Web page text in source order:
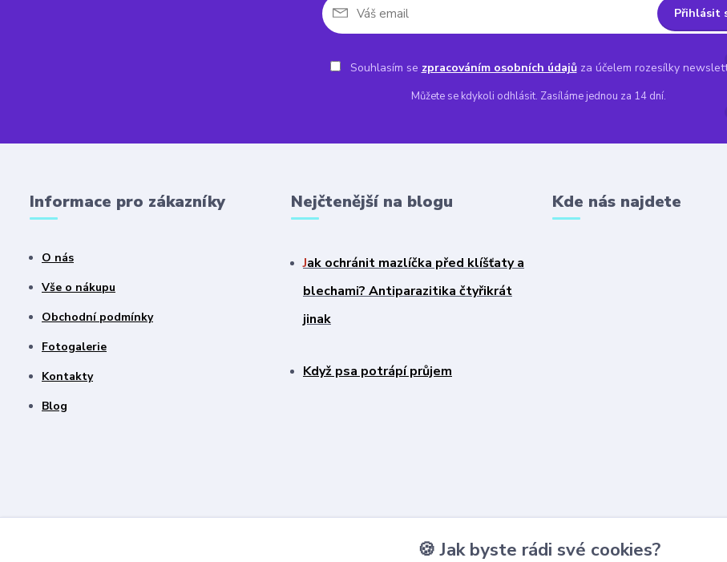
Přihlásit
Souhlasím se zpracováním osobních údajůza účelem rozesílky
Můžete se kdykoli odhlásit. Zasíláme jednou za 14 dní.
Informace pro zákazníky
O nás
Vše o nákupu
Obchodní podmínky
Fotogalerie
Kontakty
Blog
Nejčtenější na blogu
Jak ochránit mazlíčka před klíšťaty a
blechami? Antiparazitika čtyřikrát
jinak
Když psa potrápí průjem
Kde nás najdete
🍪 Jak byste rádi své cookies?